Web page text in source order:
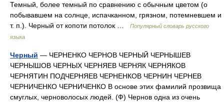
Темный, более темный по сравнению с обычным цветом (о
побывавшем на солнце, испачканном, грязном, потемневшем и
т. п.). Черный от копоти потолок …
Популярный словарь русского
языка
Черный — ЧЕРНЕНКО ЧЕРНОВ ЧЕРНЫЙ ЧЕРНЫШЕВ
ЧЕРНЫШОВ ЧЕРНЫХ ЧЕРНЯЕВ ЧЕРНЯК ЧЕРНЯКОВ
ЧЕРНЯТИН ПОДЧЕРНЯЕВ ЧЕРНЕНКОВ ЧЕРНИН ЧЕРНЕВ
ЧЕРНИЧЕНКО ЧЕРНИЧЕНКО В основе этих фамилий прозвища
смуглых, черноволосых людей. (Ф) Чернов одна из очень